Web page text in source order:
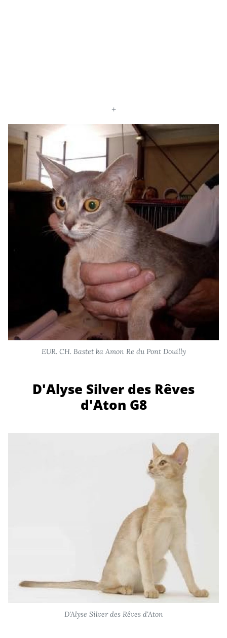
+
EUR. CH. Bastet ka Amon Re du Pont Douilly
D'Alyse Silver des Rêves
d'Aton G8
D'Alyse Silver des Rêves d'Aton